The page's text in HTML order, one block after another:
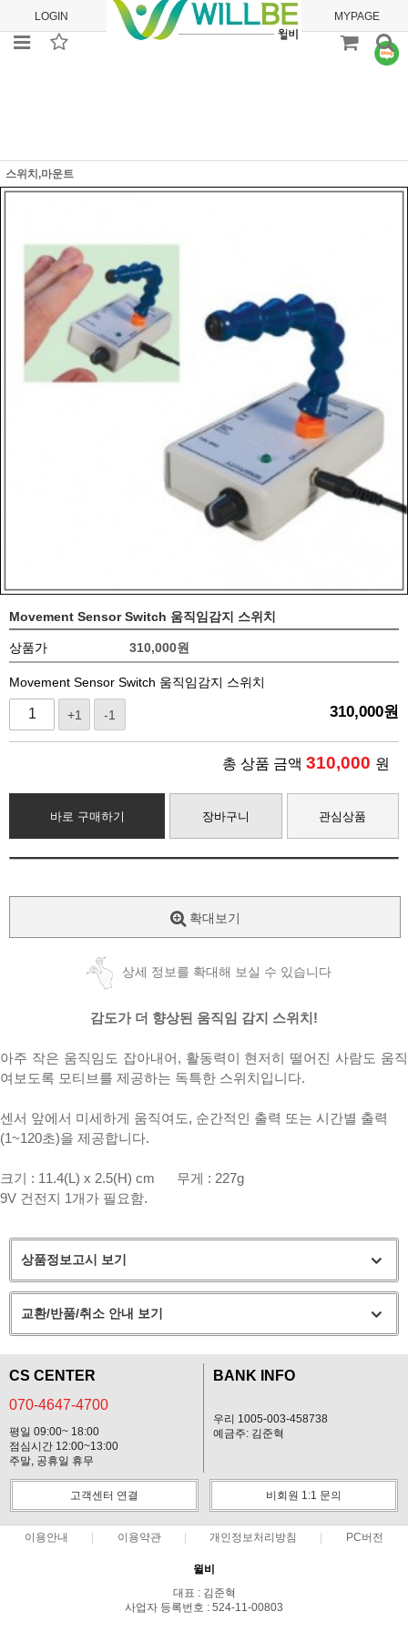
LOGIN JOIN ORDER MYPAGE
스위치,마운트
Movement Sensor Switch 움직임감지 스위치
상품가 310,000원
Movement Sensor Switch 움직임감지 스위치
+1 -1 310,000원
총 상품 금액 310,000 원
바로 구매하기 장바구니 관심상품
확대보기
상세 정보를 확대해 보실 수 있습니다
감도가 더 향상된 움직임 감지 스위치 !
아주 작은 움직임도 잡아내어 , 활동력이 현저히 떨어진 사람도 움직
여보도록 모티브를 제공하는 독특한 스위치입니다.
센서 앞에서 미세하게 움직여도, 순간적인 출력 또는 시간별 출력
(1~120초)을 제공합니다.
크기 : 11.4(L) x 2.5(H) cm 무게
: 227g
9V 건전지 1 개가 필요함.
상품정보고시 보기
교환/반품/취소 안내 보기
CS CENTER
070-4647-4700
평일 09:00~ 18:00
점심시간 12:00~13:00
주말, 공휴일 휴무
BANK INFO
우리 1005-003-458738
예금주: 김준혁
고객센터 연결 비회원 1:1 문의
이용안내 이용약관 개인정보처리방침 PC버전
윌비
대표 : 김준혁
사업자 등록번호 : 524-11-00803